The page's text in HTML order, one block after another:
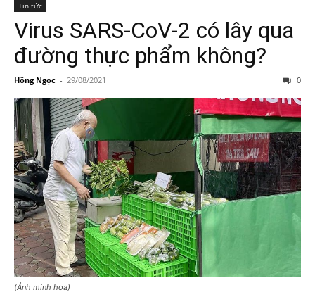
Tin tức
Virus SARS-CoV-2 có lây qua
đường thực phẩm không?
Hồng Ngọc - 29/08/2021 0
(Ảnh minh họa)